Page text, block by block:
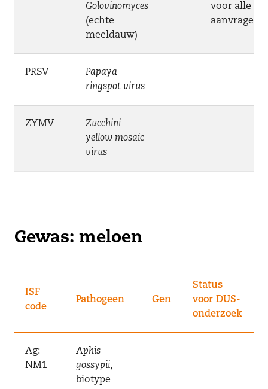
Golovinomyces
(echte
meeldauw)
voor alle
aanvragen
PRSV
Papaya
ringspot virus
ZYMV
Zucchini
yellow mosaic
virus
Gewas: meloen
ISF
code
Pathogeen Gen
Status
voor DUS-
onderzoek
Ag:
NM1
Aphis
gossypii,
biotype